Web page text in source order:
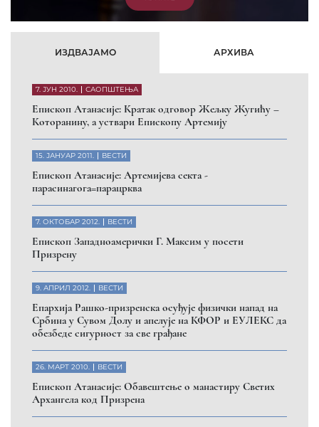
ИЗДВАЈАМО АРХИВА
7. ЈУН 2010. САОПШТЕЊА
Eпископ Атанасије: Кратак одговор Жељку Жугићу –
Которанину, а уствари Епископу Артемију
15. ЈАНУАР 2011. ВЕСТИ
Eпископ Атанасије: Артемијева секта -
парасинагога=парацрква
7. ОКТОБАР 2012. ВЕСТИ
Eпископ Западноамерички Г. Максим у посети
Призрену
9. АПРИЛ 2012. ВЕСТИ
Eпархија Рашко-призренска осуђује физички напад на
Србина у Сувом Долу и апелује на КФОР и ЕУЛЕКС да
обезбеде сигурност за све грађане
26. МАРТ 2010. ВЕСТИ
Eпископ Атанасије: Обавештење о манастиру Светих
Архангела код Призрена